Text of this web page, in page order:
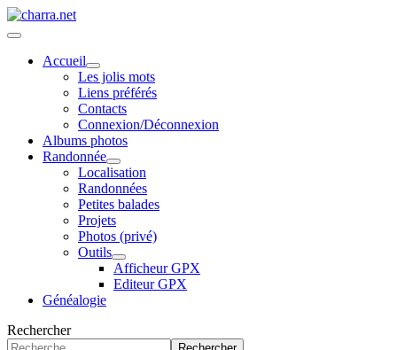
Accueil
Les jolis mots
Liens préférés
Contacts
Connexion/Déconnexion
Albums photos
Randonnée
Localisation
Randonnées
Petites balades
Projets
Photos (privé)
Outils
Afficheur GPX
Editeur GPX
Généalogie
Rechercher